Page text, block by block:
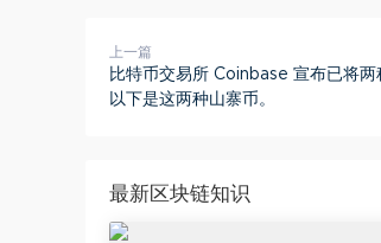
上一篇
比特币交易所 Coinbase 宣布已将两
以下是这两种山寨币。
最新区块链知识